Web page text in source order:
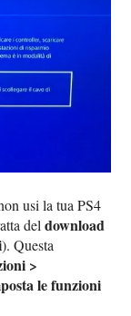
usi la tua PS4
deldownload
). Questa
>
le funzioni